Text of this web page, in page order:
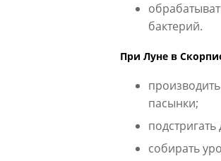
бактерий.
При Луне в
пасынки;
собирать